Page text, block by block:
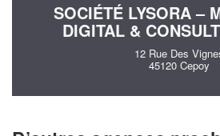
SOCIÉTÉ LYSORA –
DIGITAL &
12 Rue Des
45120 Cepoy